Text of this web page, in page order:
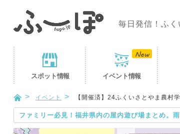
毎日発信！ふ
スポット情報 イベント情報
イベント 【開催済】24ふくいさとやま農村
ファミリー必見！福井県内の屋内遊び場まとめ。